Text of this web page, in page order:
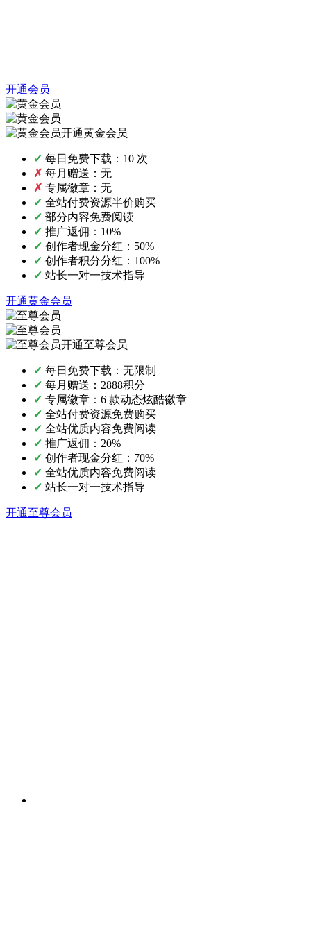
开通会员
开通黄金会员
✓ 每日免费下载：10 次
✗ 每月赠送：无
✗ 专属徽章：无
✓ 全站付费资源半价购买
✓ 部分内容免费阅读
✓ 推广返佣：10%
✓ 创作者现金分红：50%
✓ 创作者积分分红：100%
✓ 站长一对一技术指导
开通黄金会员
开通至尊会员
✓ 每日免费下载：无限制
✓ 每月赠送：2888积分
✓ 专属徽章：6 款动态炫酷徽章
✓ 全站付费资源免费购买
✓ 全站优质内容免费阅读
✓ 推广返佣：20%
✓ 创作者现金分红：70%
✓ 全站优质内容免费阅读
✓ 站长一对一技术指导
开通至尊会员